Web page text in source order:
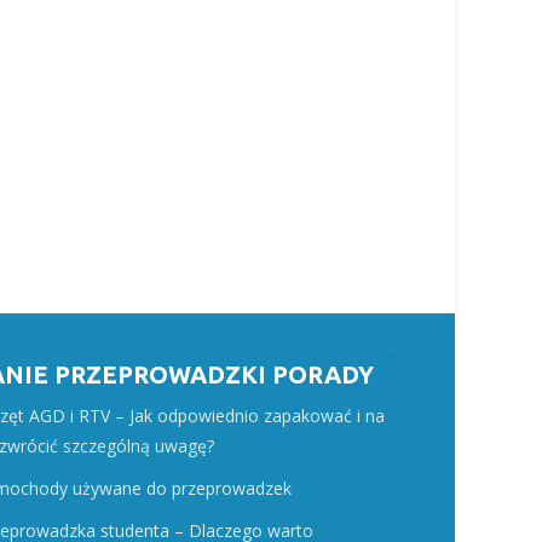
PRZEPROWADZKI PORADY
AGD i RTV – Jak odpowiednio zapakować i na
szczególną uwagę?
używane do przeprowadzek
studenta – Dlaczego warto